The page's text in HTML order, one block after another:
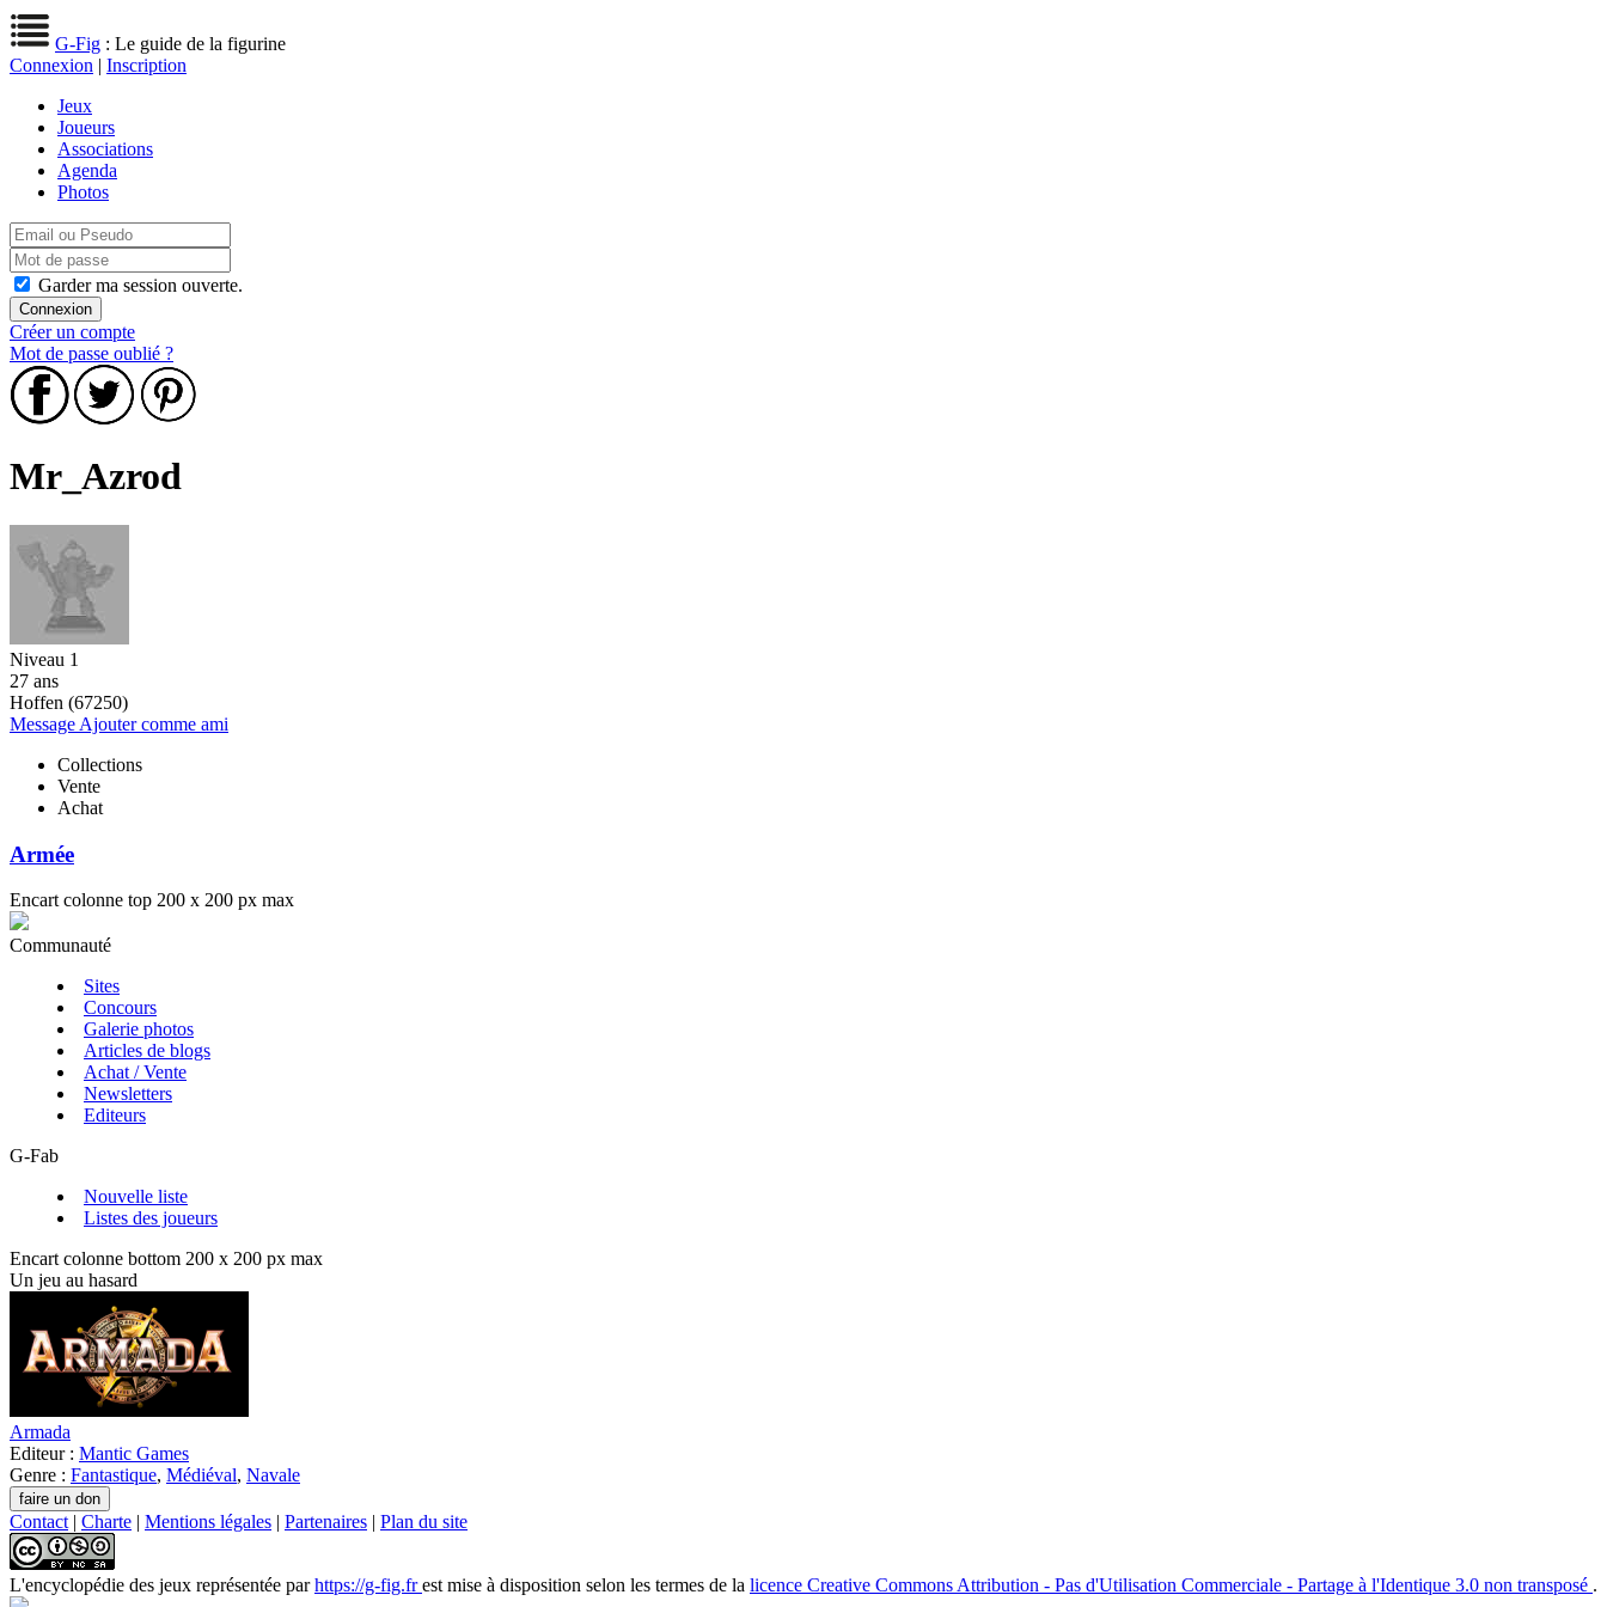
G-Fig : Le guide de la figurine
Connexion | Inscription
Jeux
Joueurs
Associations
Agenda
Photos
Garder ma session ouverte.
Créer un compte
Mot de passe oublié ?
Mr_Azrod
Niveau 1
27 ans
Hoffen (67250)
Message Ajouter comme ami
Collections
Vente
Achat
Armée
Encart colonne top 200 x 200 px max
Communauté
Sites
Concours
Galerie photos
Articles de blogs
Achat / Vente
Newsletters
Editeurs
G-Fab
Nouvelle liste
Listes des joueurs
Encart colonne bottom 200 x 200 px max
Un jeu au hasard
Armada
Editeur : Mantic Games
Genre : Fantastique, Médiéval, Navale
Contact | Charte | Mentions légales | Partenaires | Plan du site
L'encyclopédie des jeux représentée parhttps://g-fig.frest mise à disposition selon les termes de la licence Creative Commons Attribution - Pas d'Utilisation Commerciale - Partage à l'Identique 3.0 non transposé .